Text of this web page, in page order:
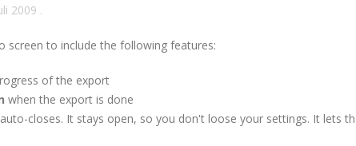
2009 .
screen to include the following features:
of the export
when the export is done
closes. It stays open, so you don't loose your settings. It lets